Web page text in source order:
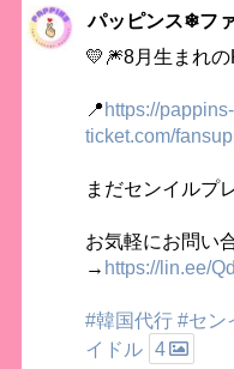
パッピンス❄フ
💛🎆8月生まれ
📍 https://pappins-
ticket.com/
まだセンイルプ
お気軽にお問い
→ https://lin.ee/
#韓国代行 #セン
イドル 4